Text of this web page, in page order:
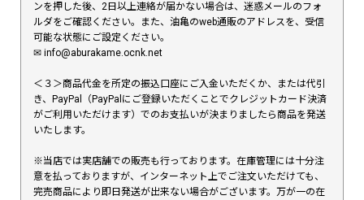
ンを押した後、2日以上連絡が届かない場合は、迷惑メールのフォ
ルダをご確認ください。また、油亀のweb通販のアドレスを、受信
可能な状態にご設定ください。
✉︎ info@aburakame.ocnk.net
＜３＞商品代金を所定の振込口座にご入金いただくか、または代引
き、PayPal（PayPalにご登録いただくことでクレジットカード決済
がご利用いただけます）でのお支払いが決まりましたら商品を発送
いたします。
※当店では実店舗での販売も行っております。在庫管理には十分注
意を払っておりますが、インターネット上でご注文いただけても、
完売商品により即日発送が出来ない場合がございます。万が一の在